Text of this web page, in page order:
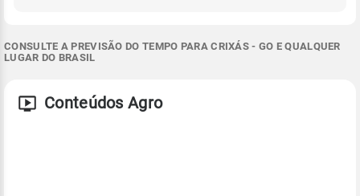
CONSULTE A PREVISÃO DO TEMPO PARA CRIXÁS - GO E QUALQUER
LUGAR DO BRASIL
Conteúdos Agro